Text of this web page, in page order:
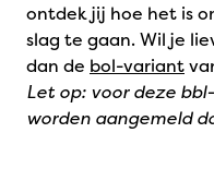
ontdek jij hoe het is
slag te gaan. Wil je
dan de bol-variant
Let op: voor deze
worden aangemeld